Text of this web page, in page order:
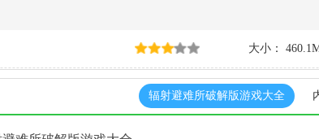
大小：
辐射避难所破解版游戏大全